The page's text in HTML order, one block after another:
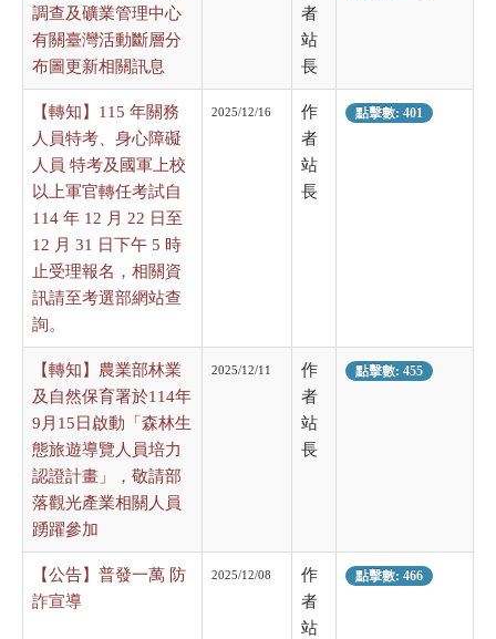
調查及礦業管理中心
有關臺灣活動斷層分
布圖更新相關訊息
者
站
長
【轉知】115 年關務
人員特考、身心障礙
人員 特考及國軍上校
以上軍官轉任考試自
114 年 12 月 22 日至
12 月 31 日下午 5 時
止受理報名，相關資
訊請至考選部網站查
詢。
2025/12/16
作
者
站
長
點擊數: 401
【轉知】農業部林業
及自然保育署於114年
9月15日啟動「森林生
態旅遊導覽人員培力
認證計畫」，敬請部
落觀光產業相關人員
踴躍參加
2025/12/11
作
者
站
長
點擊數: 455
【公告】普發一萬 防
詐宣導
2025/12/08
作
者
站
點擊數: 466